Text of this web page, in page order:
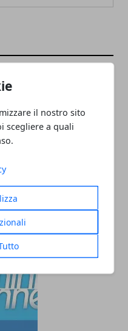
il nostro sito
scegliere a quali
di Uomini